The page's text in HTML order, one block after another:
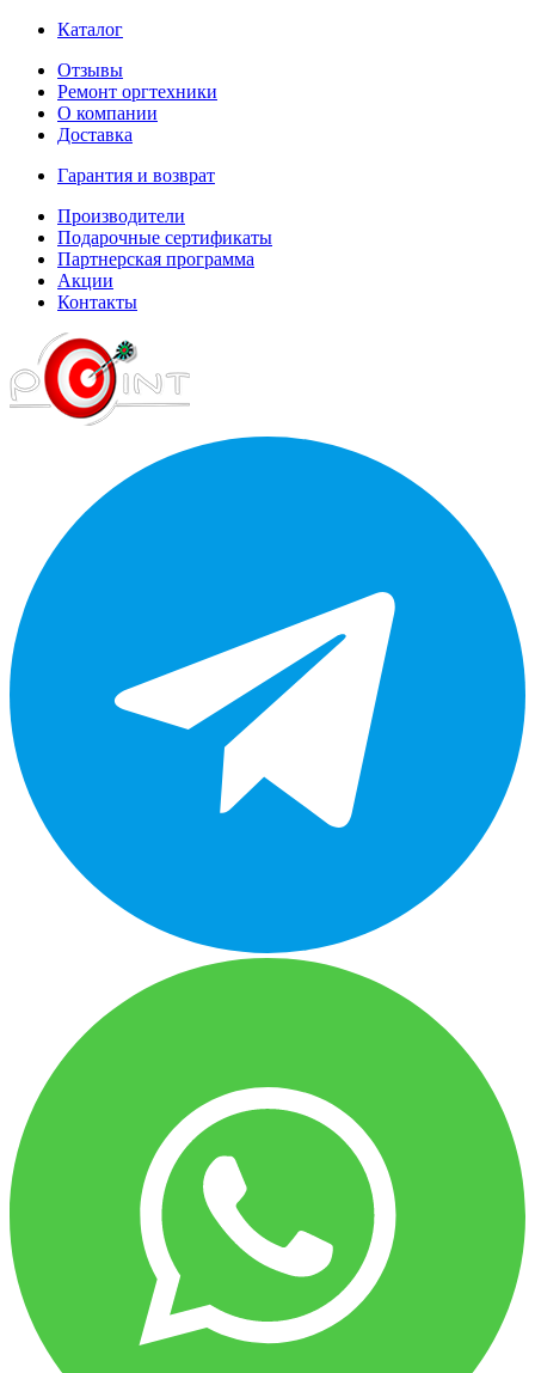
Каталог
Отзывы
Ремонт оргтехники
О компании
Доставка
Гарантия и возврат
Производители
Подарочные сертификаты
Партнерская программа
Акции
Контакты